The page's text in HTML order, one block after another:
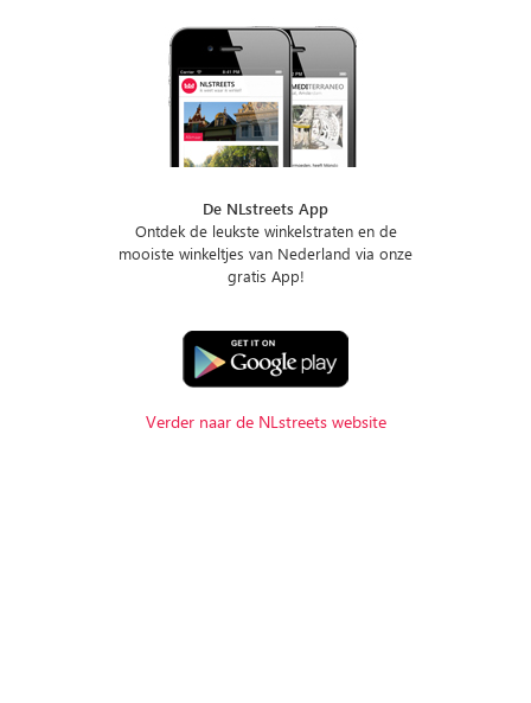
De NLstreets App
Ontdek de leukste winkelstraten en de
mooiste winkeltjes van Nederland via onze
gratis App!
Verder naar de NLstreets website